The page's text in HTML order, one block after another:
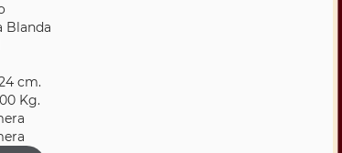
Blanda
cm.
Kg.